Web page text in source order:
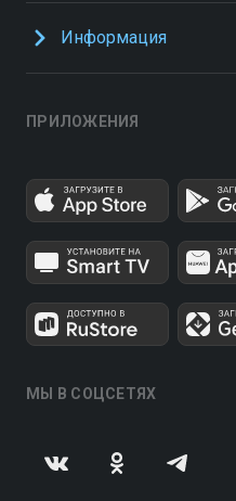
Информация
ПРИЛОЖЕНИЯ
МЫ В СОЦСЕТЯХ